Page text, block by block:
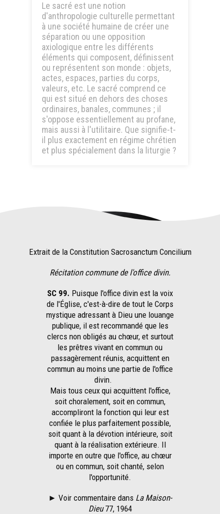
Le sacré est une notion
d'anthropologie culturelle permettant
à une société humaine de créer une
séparation ou une opposition
axiologique entre les différents
éléments qui composent, définissent
ou représentent son monde : objets,
actes, espaces, parties du corps,
valeurs, etc. Le sacré comprend ce
qui est situé en dehors des choses
ordinaires, banales, communes ; il
s'oppose essentiellement au profane,
mais aussi à l'utilitaire. Que signifie-t-
il plus exactement en régime chrétien
et plus spécialement dans la liturgie ?
Extrait de la Constitution Sacrosanctum Concilium
Récitation commune de l'office divin.
SC 99. Puisque l'office divin est la voix
de l'Église, c'est-à-dire de tout le Corps
mystique adressant à Dieu une louange
publique, il est recommandé que les
clercs non obligés au chœur, et surtout
les prêtres vivant en commun ou
passagèrement réunis, acquittent en
commun au moins une partie de l'office
divin.
Mais tous ceux qui acquittent l'office,
soit choralement, soit en commun,
accompliront la fonction qui leur est
confiée le plus parfaitement possible,
soit quant à la dévotion intérieure, soit
quant à la réalisation extérieure. Il
importe en outre que l'office, au chœur
ou en commun, soit chanté, selon
l'opportunité.
► Voir commentaire dans La Maison-
Dieu77, 1964